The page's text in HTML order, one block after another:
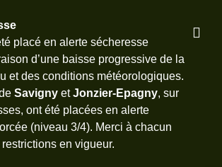
placé en alerte sécheresse
d’une baisse progressive de la
et des conditions météorologiques.
Savigny etJonzier-Epagny, sur
ont été placées en alerte
(niveau 3/4). Merci à chacun
en vigueur.